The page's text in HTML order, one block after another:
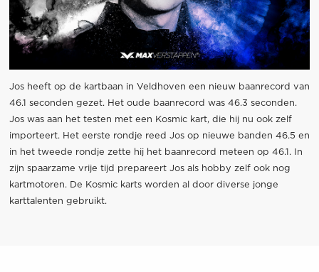
Jos heeft op de kartbaan in Veldhoven een nieuw baanrecord van
46.1 seconden gezet. Het oude baanrecord was 46.3 seconden.
Jos was aan het testen met een Kosmic kart, die hij nu ook zelf
importeert. Het eerste rondje reed Jos op nieuwe banden 46.5 en
in het tweede rondje zette hij het baanrecord meteen op 46.1. In
zijn spaarzame vrije tijd prepareert Jos als hobby zelf ook nog
kartmotoren. De Kosmic karts worden al door diverse jonge
karttalenten gebruikt.